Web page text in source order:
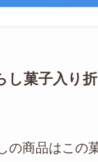
し菓子入り
の商品はこの